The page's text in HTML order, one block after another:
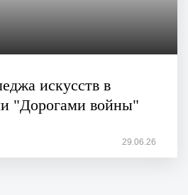
искусств в
"Дорогами войны"
29.06.26